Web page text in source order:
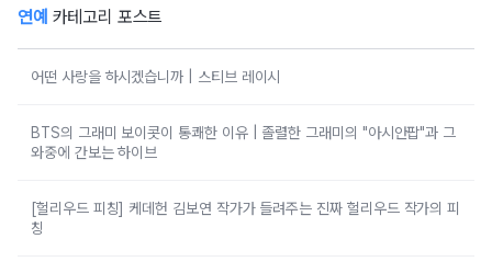
연예 카테고리 포스트
어떤 사랑을 하시겠습니까 | 스티브 레이시
BTS의 그래미 보이콧이 통쾌한 이유 | 졸렬한 그래미의 "아시안팝"과 그
와중에 간보는 하이브
[헐리우드 피칭] 케데헌 김보연 작가가 들려주는 진짜 헐리우드 작가의 피
칭